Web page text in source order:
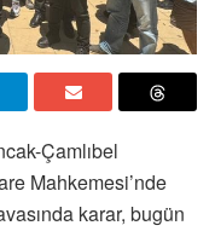
Çamlıbel
Mahkemesi’nde
karar, bugün